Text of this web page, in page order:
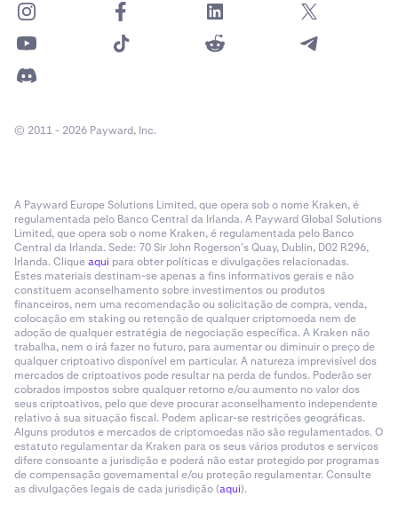
© 2011 - 2026 Payward, Inc.
A Payward Europe Solutions Limited, que opera sob o nome Kraken, é
regulamentada pelo Banco Central da Irlanda. A Payward Global Solutions
Limited, que opera sob o nome Kraken, é regulamentada pelo Banco
Central da Irlanda. Sede: 70 Sir John Rogerson’s Quay, Dublin, D02 R296,
Irlanda. Cliqueaqui para obter políticas e divulgações relacionadas.
Estes materiais destinam-se apenas a fins informativos gerais e não
constituem aconselhamento sobre investimentos ou produtos
financeiros, nem uma recomendação ou solicitação de compra, venda,
colocação em staking ou retenção de qualquer criptomoeda nem de
adoção de qualquer estratégia de negociação específica. A Kraken não
trabalha, nem o irá fazer no futuro, para aumentar ou diminuir o preço de
qualquer criptoativo disponível em particular. A natureza imprevisível dos
mercados de criptoativos pode resultar na perda de fundos. Poderão ser
cobrados impostos sobre qualquer retorno e/ou aumento no valor dos
seus criptoativos, pelo que deve procurar aconselhamento independente
relativo à sua situação fiscal. Podem aplicar-se restrições geográficas.
Alguns produtos e mercados de criptomoedas não são regulamentados. O
estatuto regulamentar da Kraken para os seus vários produtos e serviços
difere consoante a jurisdição e poderá não estar protegido por programas
de compensação governamental e/ou proteção regulamentar. Consulte
as divulgações legais de cada jurisdição (aqui).